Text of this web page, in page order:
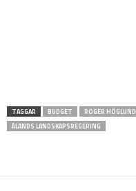
TAGGAR BUDGET ROGER HÖGLUND
ÅLANDS LANDSKAPSREGERING